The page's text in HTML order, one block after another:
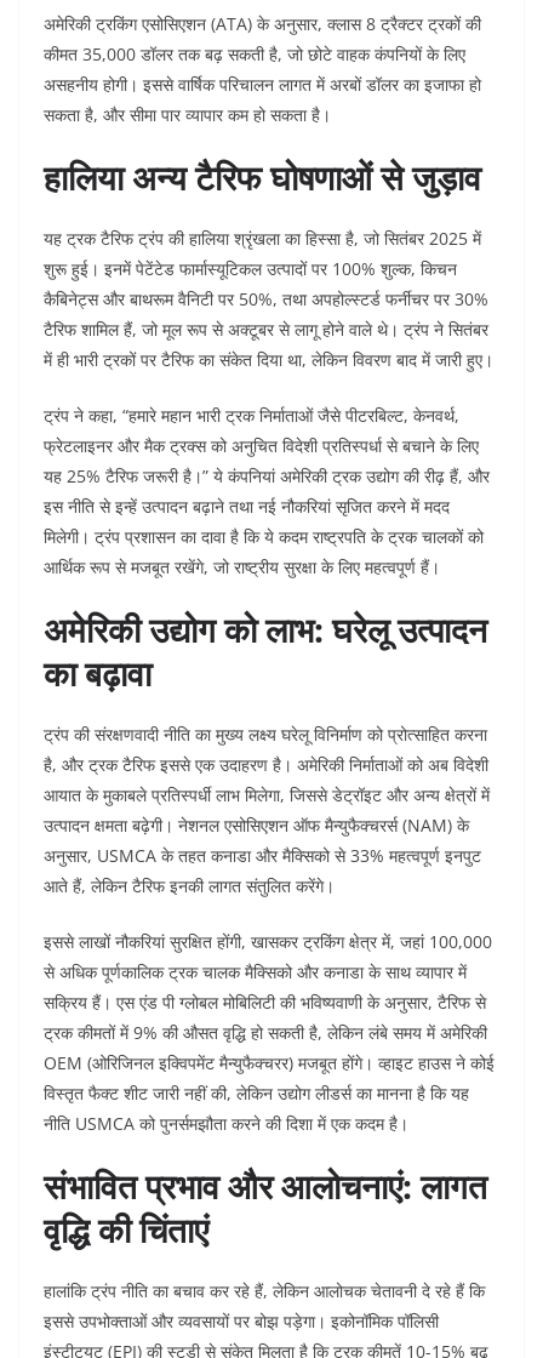
अमेरिकी ट्रकिंग एसोसिएशन (ATA) के अनुसार, क्लास 8 ट्रैक्टर ट्रकों की
कीमत 35,000 डॉलर तक बढ़ सकती है, जो छोटे वाहक कंपनियों के लिए
असहनीय होगी। इससे वार्षिक परिचालन लागत में अरबों डॉलर का इजाफा हो
सकता है, और सीमा पार व्यापार कम हो सकता है।
हालिया अन्य टैरिफ घोषणाओं से जुड़ाव
यह ट्रक टैरिफ ट्रंप की हालिया श्रृंखला का हिस्सा है, जो सितंबर 2025 में
शुरू हुई। इनमें पेटेंटेड फार्मास्यूटिकल उत्पादों पर 100% शुल्क, किचन
कैबिनेट्स और बाथरूम वैनिटी पर 50%, तथा अपहोल्स्टर्ड फर्नीचर पर 30%
टैरिफ शामिल हैं, जो मूल रूप से अक्टूबर से लागू होने वाले थे। ट्रंप ने सितंबर
में ही भारी ट्रकों पर टैरिफ का संकेत दिया था, लेकिन विवरण बाद में जारी हुए।
ट्रंप ने कहा, “हमारे महान भारी ट्रक निर्माताओं जैसे पीटरबिल्ट, केनवर्थ,
फ्रेटलाइनर और मैक ट्रक्स को अनुचित विदेशी प्रतिस्पर्धा से बचाने के लिए
यह 25% टैरिफ जरूरी है।” ये कंपनियां अमेरिकी ट्रक उद्योग की रीढ़ हैं, और
इस नीति से इन्हें उत्पादन बढ़ाने तथा नई नौकरियां सृजित करने में मदद
मिलेगी। ट्रंप प्रशासन का दावा है कि ये कदम राष्ट्रपति के ट्रक चालकों को
आर्थिक रूप से मजबूत रखेंगे, जो राष्ट्रीय सुरक्षा के लिए महत्वपूर्ण हैं।
अमेरिकी उद्योग को लाभ: घरेलू उत्पादन
का बढ़ावा
ट्रंप की संरक्षणवादी नीति का मुख्य लक्ष्य घरेलू विनिर्माण को प्रोत्साहित करना
है, और ट्रक टैरिफ इससे एक उदाहरण है। अमेरिकी निर्माताओं को अब विदेशी
आयात के मुकाबले प्रतिस्पर्धी लाभ मिलेगा, जिससे डेट्रॉइट और अन्य क्षेत्रों में
उत्पादन क्षमता बढ़ेगी। नेशनल एसोसिएशन ऑफ मैन्युफैक्चरर्स (NAM) के
अनुसार, USMCA के तहत कनाडा और मैक्सिको से 33% महत्वपूर्ण इनपुट
आते हैं, लेकिन टैरिफ इनकी लागत संतुलित करेंगे।
इससे लाखों नौकरियां सुरक्षित होंगी, खासकर ट्रकिंग क्षेत्र में, जहां 100,000
से अधिक पूर्णकालिक ट्रक चालक मैक्सिको और कनाडा के साथ व्यापार में
सक्रिय हैं। एस एंड पी ग्लोबल मोबिलिटी की भविष्यवाणी के अनुसार, टैरिफ से
ट्रक कीमतों में 9% की औसत वृद्धि हो सकती है, लेकिन लंबे समय में अमेरिकी
OEM (ओरिजिनल इक्विपमेंट मैन्युफैक्चरर) मजबूत होंगे। व्हाइट हाउस ने कोई
विस्तृत फैक्ट शीट जारी नहीं की, लेकिन उद्योग लीडर्स का मानना है कि यह
नीति USMCA को पुनर्समझौता करने की दिशा में एक कदम है।
संभावित प्रभाव और आलोचनाएं: लागत
वृद्धि की चिंताएं
हालांकि ट्रंप नीति का बचाव कर रहे हैं, लेकिन आलोचक चेतावनी दे रहे हैं कि
इससे उपभोक्ताओं और व्यवसायों पर बोझ पड़ेगा। इकोनॉमिक पॉलिसी
इंस्टीट्यूट (EPI) की स्टडी से संकेत मिलता है कि ट्रक कीमतें 10-15% बढ़